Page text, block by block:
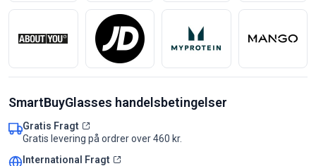
SmartBuyGlasses handelsbetingelser
Gratis Fragt
Gratis levering på ordrer over 460 kr.
International Fragt